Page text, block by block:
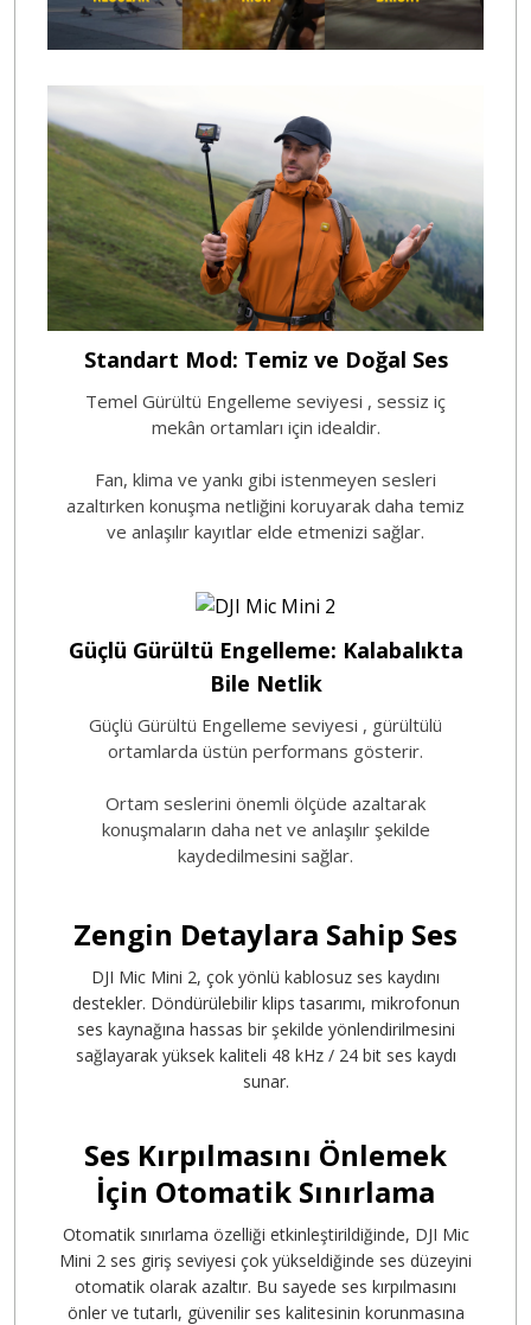
Standart Mod: Temiz ve Doğal Ses
Temel Gürültü Engelleme seviyesi , sessiz iç
mekân ortamları için idealdir.
Fan, klima ve yankı gibi istenmeyen sesleri
azaltırken konuşma netliğini koruyarak daha temiz
ve anlaşılır kayıtlar elde etmenizi sağlar.
Güçlü Gürültü Engelleme: Kalabalıkta
Bile Netlik
Güçlü Gürültü Engelleme seviyesi , gürültülü
ortamlarda üstün performans gösterir.
Ortam seslerini önemli ölçüde azaltarak
konuşmaların daha net ve anlaşılır şekilde
kaydedilmesini sağlar.
Zengin Detaylara Sahip Ses
DJI Mic Mini 2, çok yönlü kablosuz ses kaydını
destekler. Döndürülebilir klips tasarımı, mikrofonun
ses kaynağına hassas bir şekilde yönlendirilmesini
sağlayarak yüksek kaliteli 48 kHz / 24 bit ses kaydı
sunar.
Ses Kırpılmasını Önlemek
İçin Otomatik Sınırlama
Otomatik sınırlama özelliği etkinleştirildiğinde, DJI Mic
Mini 2 ses giriş seviyesi çok yükseldiğinde ses düzeyini
otomatik olarak azaltır. Bu sayede ses kırpılmasını
önler ve tutarlı, güvenilir ses kalitesinin korunmasına